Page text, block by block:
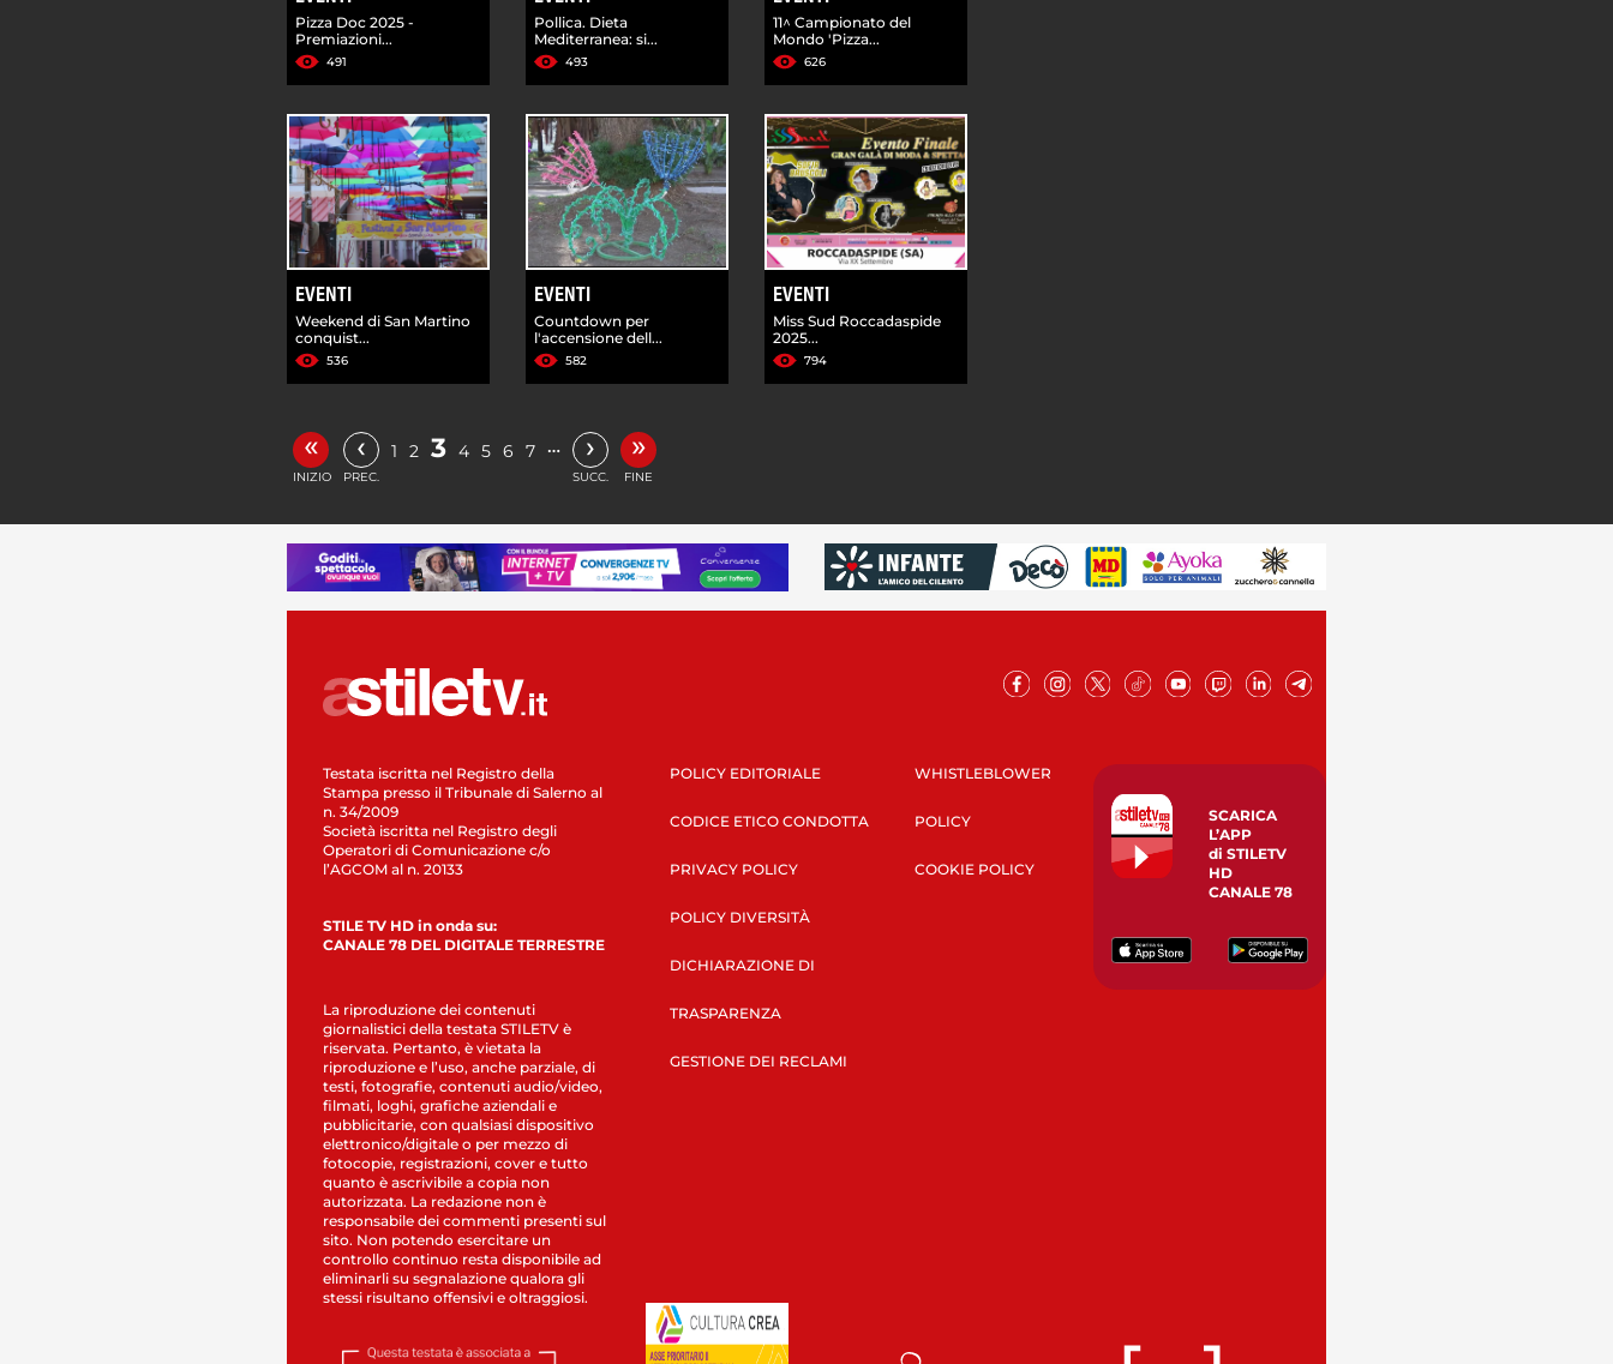
Pizza Doc 2025 -
Premiazioni...
491
Pollica. Dieta
Mediterranea: si...
493
11^ Campionato del
Mondo 'Pizza...
626
EVENTI
Weekend di San Martino
conquist...
536
EVENTI
Countdown per
l'accensione dell...
582
EVENTI
Miss Sud Roccadaspide
2025...
794
«
INIZIO
‹
PREC.
1 2 3 4 5 6 7 … ›
SUCC.
»
FINE
Testata iscritta nel Registro della
Stampa presso il Tribunale di Salerno al
n. 34/2009
Società iscritta nel Registro degli
Operatori di Comunicazione c/o
l’AGCOM al n. 20133
STILE TV HD in onda su:
CANALE 78 DEL DIGITALE TERRESTRE
La riproduzione dei contenuti
giornalistici della testata STILETV è
riservata. Pertanto, è vietata la
riproduzione e l’uso, anche parziale, di
testi, fotografie, contenuti audio/video,
filmati, loghi, grafiche aziendali e
pubblicitarie, con qualsiasi dispositivo
elettronico/digitale o per mezzo di
fotocopie, registrazioni, cover e tutto
quanto è ascrivibile a copia non
autorizzata. La redazione non è
responsabile dei commenti presenti sul
sito. Non potendo esercitare un
controllo continuo resta disponibile ad
eliminarli su segnalazione qualora gli
stessi risultano offensivi e oltraggiosi.
POLICY EDITORIALE
CODICE ETICO CONDOTTA
PRIVACY POLICY
POLICY DIVERSITÀ
DICHIARAZIONE DI
TRASPARENZA
GESTIONE DEI RECLAMI
WHISTLEBLOWER
POLICY
COOKIE POLICY
SCARICA
L’APP
di STILETV
HD
CANALE 78